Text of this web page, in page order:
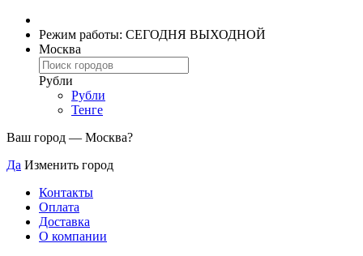
Режим работы: СЕГОДНЯ ВЫХОДНОЙ
Москва
Рубли
Рубли
Тенге
Ваш город — Москва?
Да Изменить город
Контакты
Оплата
Доставка
О компании